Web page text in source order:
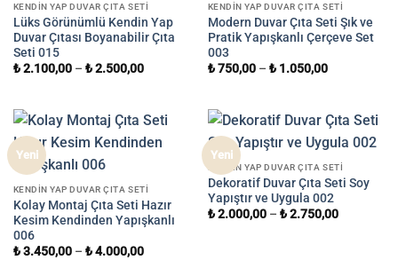
KENDIN YAP DUVAR ÇITA SETI
Lüks Görünümlü Kendin Yap
Duvar Çıtası Boyanabilir Çıta
Seti 015
₺2.100,00– ₺2.500,00
KENDIN YAP DUVAR ÇITA SETI
Modern Duvar Çıta Seti Şık ve
Pratik Yapışkanlı Çerçeve Set
003
₺750,00– ₺1.050,00
Yeni
KENDIN YAP DUVAR ÇITA SETI
Kolay Montaj Çıta Seti Hazır
Kesim Kendinden Yapışkanlı
006
₺3.450,00– ₺4.000,00
Yeni
KENDIN YAP DUVAR ÇITA SETI
Dekoratif Duvar Çıta Seti Soy
Yapıştır ve Uygula 002
₺2.000,00– ₺2.750,00